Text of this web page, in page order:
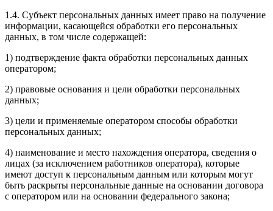
1.4. Субъект персональных данных имеет право на получение
информации, касающейся обработки его персональных
данных, в том числе содержащей:
1) подтверждение факта обработки персональных данных
оператором;
2) правовые основания и цели обработки персональных
данных;
3) цели и применяемые оператором способы обработки
персональных данных;
4) наименование и место нахождения оператора, сведения о
лицах (за исключением работников оператора), которые
имеют доступ к персональным данным или которым могут
быть раскрыты персональные данные на основании договора
с оператором или на основании федерального закона;